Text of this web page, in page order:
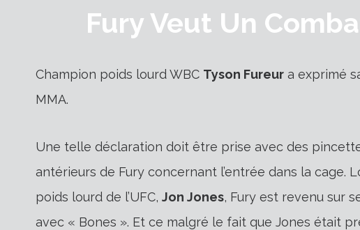
Fury Veut Un
Champion poids lourd WBC Tyson Fureur a exprimé
MMA.
Une telle déclaration doit être prise avec des
antérieurs de Fury concernant l’entrée dans la cage.
poids lourd de l’UFC, Jon Jones, Fury est revenu sur
avec « Bones ». Et ce malgré le fait que Jones était